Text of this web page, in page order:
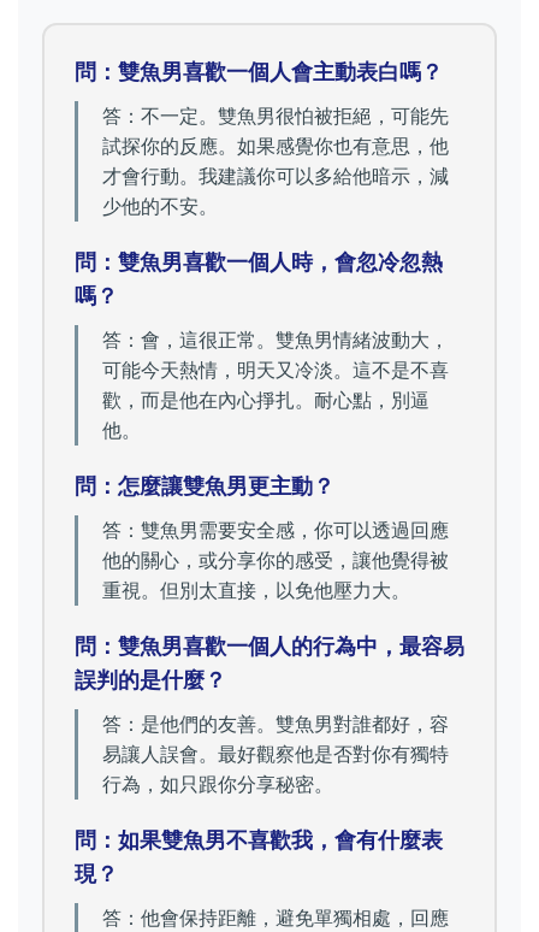
問：雙魚男喜歡一個人會主動表白嗎？
答：不一定。雙魚男很怕被拒絕，可能先
試探你的反應。如果感覺你也有意思，他
才會行動。我建議你可以多給他暗示，減
少他的不安。
問：雙魚男喜歡一個人時，會忽冷忽熱
嗎？
答：會，這很正常。雙魚男情緒波動大，
可能今天熱情，明天又冷淡。這不是不喜
歡，而是他在內心掙扎。耐心點，別逼
他。
問：怎麼讓雙魚男更主動？
答：雙魚男需要安全感，你可以透過回應
他的關心，或分享你的感受，讓他覺得被
重視。但別太直接，以免他壓力大。
問：雙魚男喜歡一個人的行為中，最容易
誤判的是什麼？
答：是他們的友善。雙魚男對誰都好，容
易讓人誤會。最好觀察他是否對你有獨特
行為，如只跟你分享秘密。
問：如果雙魚男不喜歡我，會有什麼表
現？
答：他會保持距離，避免單獨相處，回應